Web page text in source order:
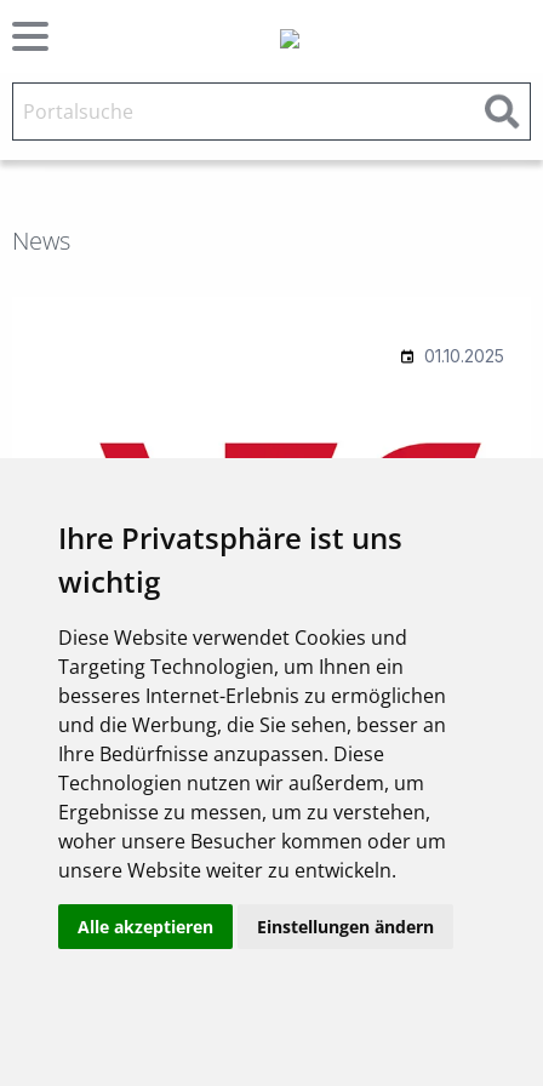
Ihre Privatsphäre ist uns
wichtig
Diese Website verwendet Cookies und
Targeting Technologien, um Ihnen ein
besseres Internet-Erlebnis zu ermöglichen
und die Werbung, die Sie sehen, besser an
Ihre Bedürfnisse anzupassen. Diese
Technologien nutzen wir außerdem, um
Ergebnisse zu messen, um zu verstehen,
woher unsere Besucher kommen oder um
unsere Website weiter zu entwickeln.
Alle akzeptieren Einstellungen ändern
News